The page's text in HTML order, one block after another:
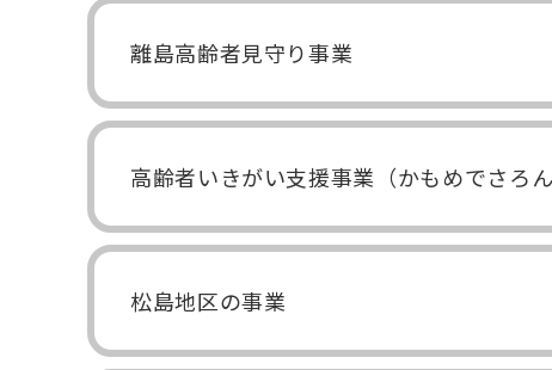
離島高齢者見守り事業
高齢者いきがい支援事業（かもめでさろ
松島地区の事業